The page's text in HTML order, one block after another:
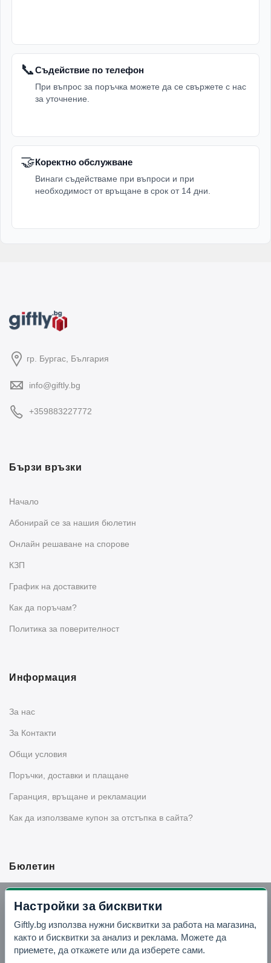
📞Съдействие по телефон
При въпрос за поръчка можете да се свържете с нас
за уточнение.
🤝Коректно обслужване
Винаги съдействаме при въпроси и при
необходимост от връщане в срок от 14 дни.
гр. Бургас, България
info@giftly.bg
+359883227772
Бързи връзки
Начало
Абонирай се за нашия бюлетин
Oнлайн решаване на спорове
КЗП
График на доставките
Как да поръчам?
Политика за поверителност
Информация
За нас
За Контакти
Общи условия
Поръчки, доставки и плащане
Гаранция, връщане и рекламации
Как да използваме купон за отстъпка в сайта?
Бюлетин
Отвори Telegram
Настройки за бисквитки
Giftly.bg използва нужни бисквитки за работа на магазина,
както и бисквитки за анализ и реклама. Можете да
приемете, да откажете или да изберете сами.